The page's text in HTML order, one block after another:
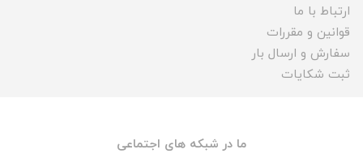
ارتباط با ما
قوانین و مقررات
سفارش و ارسال بار
ثبت شکایات
ما در شبکه های اجتماعی